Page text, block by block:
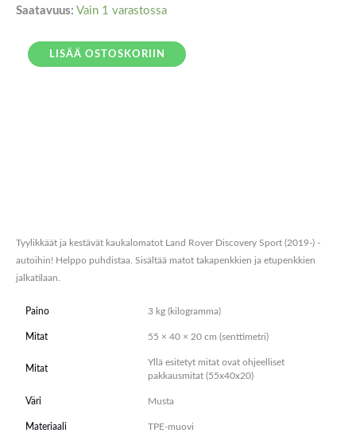
Saatavuus: Vain 1 varastossa
LISÄÄ OSTOSKORIIN
Tyylikkäät ja kestävät kaukalomatot Land Rover Discovery Sport (2019-) -
autoihin! Helppo puhdistaa. Sisältää matot takapenkkien ja etupenkkien
jalkatilaan.
Paino 3 kg (kilogramma)
Mitat 55 × 40 × 20 cm (senttimetri)
Mitat
Yllä esitetyt mitat ovat ohjeelliset
pakkausmitat (55x40x20)
Väri Musta
Materiaali TPE-muovi